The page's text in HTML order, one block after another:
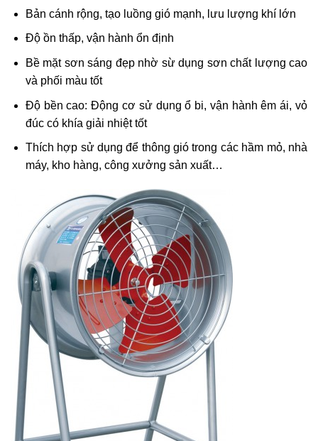
Bản cánh rộng, tạo luồng gió mạnh, lưu lượng khí lớn
Độ ồn thấp, vận hành ổn định
Bề mặt sơn sáng đẹp nhờ sừ dụng sơn chất lượng cao
và phối màu tốt
Độ bền cao: Động cơ sử dụng ổ bi, vận hành êm ái, vỏ
đúc có khía giải nhiệt tốt
Thích hợp sử dụng để thông gió trong các hầm mỏ, nhà
máy, kho hàng, công xưởng sản xuất…